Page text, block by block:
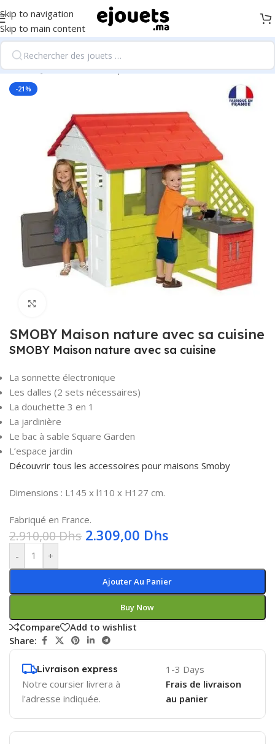
Skip to navigation
Skip to main content
Accueil/Jeux d'extérieur, sport et loisirs
-21%
SMOBY Maison nature avec sa cuisine
SMOBY Maison nature avec sa cuisine
La sonnette électronique
Les dalles (2 sets nécessaires)
La douchette 3 en 1
La jardinière
Le bac à sable Square Garden
L’espace jardin
Découvrir tous les accessoires pour maisons Smoby
Dimensions : L145 x l110 x H127 cm.
Fabriqué en France.
2.910,00Dhs 2.309,00 Dhs
- +
Ajouter Au Panier
Buy Now
Compare
Add to wishlist
Share:
Livraison express
Notre coursier livrera à
l'adresse indiquée.
1-3 Days
Frais de livraison
au panier